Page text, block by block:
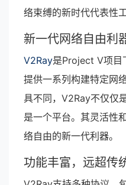
络束缚的新时代代表性工
新一代网络自由利
V2Ray是Project V项目
提供一系列构建特定网
具不同，V2Ray不仅仅
是一个平台。其灵活性
络自由的新一代利器。
功能丰富，远超传